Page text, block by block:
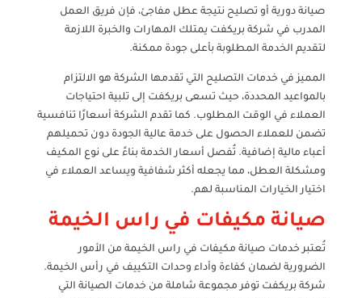
صيانة دورية أو تصليح نتيجة عطل مفاجئ، فإن فريق العمل
المدرب في شركة بريكفت يمتلك المهارات والخبرة اللازمة
لتقديم الخدمة المطلوبة بأعلى جودة ممكنة.
المميز في خدمات التصليح التي تقدمها الشركة هو الالتزام
بالمواعيد المحددة، حيث تسعى بريكفت إلى تلبية احتياجات
العملاء في الوقت المطلوب. كما تقدم الشركة أسعارًا تنافسية
تضمن للعملاء الحصول على خدمة عالية الجودة دون تحميلهم
أعباء مالية إضافية. تُفصل أسعار الخدمة بناءً على نوع المكيف
ومشكلة العطل، مما يجعله أكثر شفافية ويساعد العملاء في
اختيار الخيارات المناسبة لهم.
صيانة مكيفات في راس الخيمة
تُعتبر خدمات صيانة مكيفات في راس الخيمة من الأمور
الضرورية لضمان كفاءة وأداء وحدات التكييف في رأس الخيمة.
شركة بريكفت توفر مجموعة شاملة من خدمات الصيانة التي